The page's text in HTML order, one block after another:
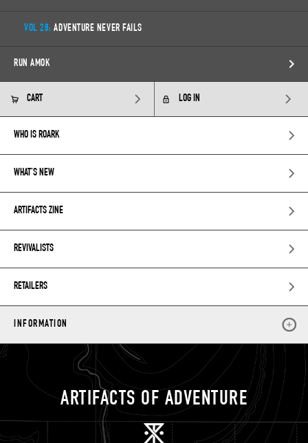
VOL 28: ADVENTURE NEVER FAILS
RUN AMOK
CART LOG IN
WHO IS ROARK
WHAT’S NEW
ARTIFACTS ZINE
REVIVALISTS
RETAILERS
INFORMATION
ARTIFACTS OF ADVENTURE